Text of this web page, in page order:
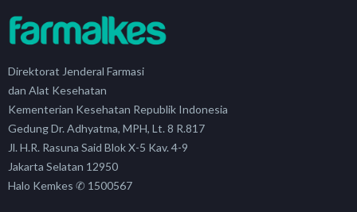
Direktorat Jenderal Farmasi
dan Alat Kesehatan
Kementerian Kesehatan Republik Indonesia
Gedung Dr. Adhyatma, MPH, Lt. 8 R.817
Jl. H.R. Rasuna Said Blok X-5 Kav. 4-9
Jakarta Selatan 12950
Halo Kemkes ✆ 1500567